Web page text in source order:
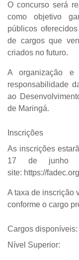
O concurso será
como objetivo
públicos
de cargos que
criados no futuro.
A organização e
responsabilidade
ao
de Maringá.
Inscrições
As inscrições
17 de junho
site: https://
A taxa de inscrição
conforme o cargo
Cargos disponíveis:
Nível Superior: